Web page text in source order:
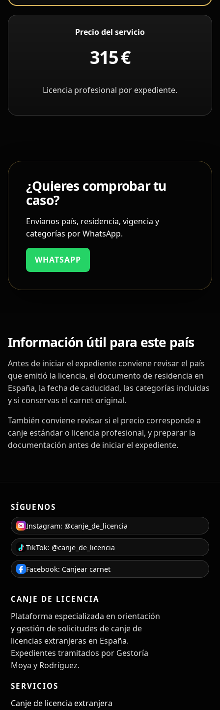
Precio del servicio
315 €
Licencia profesional por expediente.
¿Quieres comprobar tu
caso?
Envíanos país, residencia, vigencia y
categorías por WhatsApp.
WHATSAPP
Información útil para este país
Antes de iniciar el expediente conviene revisar el país
que emitió la licencia, el documento de residencia en
España, la fecha de caducidad, las categorías incluidas
y si conservas el carnet original.
También conviene revisar si el precio corresponde a
canje estándar o licencia profesional, y preparar la
documentación antes de iniciar el expediente.
SÍGUENOS
Instagram: @canje_de_licencia
TikTok: @canje_de_licencia
Facebook: Canjear carnet
CANJE DE LICENCIA
Plataforma especializada en orientación
y gestión de solicitudes de canje de
licencias extranjeras en España.
Expedientes tramitados por Gestoría
Moya y Rodríguez.
SERVICIOS
Canje de licencia extranjera